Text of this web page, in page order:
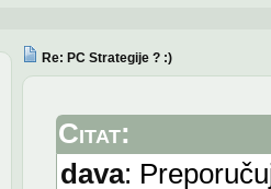
Re: PC Strategije ? :)
Citat:
dava: